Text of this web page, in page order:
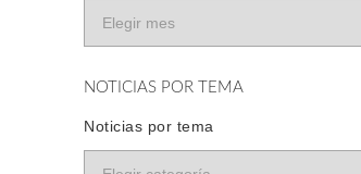
NOTICIAS POR TEMA
Noticias por tema